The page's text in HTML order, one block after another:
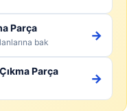
Parça
bak →
Parça →